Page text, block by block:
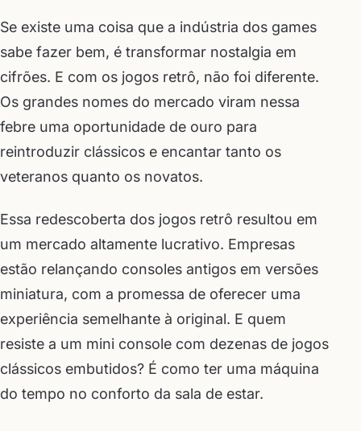
Se existe uma coisa que a indústria dos games
sabe fazer bem, é transformar nostalgia em
cifrões. E com os jogos retrô, não foi diferente.
Os grandes nomes do mercado viram nessa
febre uma oportunidade de ouro para
reintroduzir clássicos e encantar tanto os
veteranos quanto os novatos.
Essa redescoberta dos jogos retrô resultou em
um mercado altamente lucrativo. Empresas
estão relançando consoles antigos em versões
miniatura, com a promessa de oferecer uma
experiência semelhante à original. E quem
resiste a um mini console com dezenas de jogos
clássicos embutidos? É como ter uma máquina
do tempo no conforto da sala de estar.